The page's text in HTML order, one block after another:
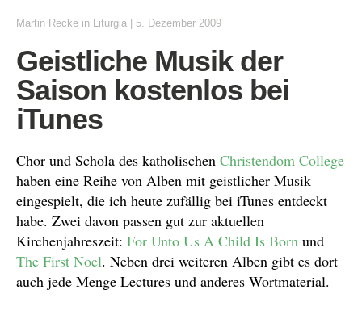
Martin Recke in Liturgia 5. Dezember 2009
Geistliche Musik der
Saison kostenlos bei
iTunes
Chor und Schola des katholischen Christendom College
haben eine Reihe von Alben mit geistlicher Musik
eingespielt, die ich heute zufällig bei iTunes entdeckt
habe. Zwei davon passen gut zur aktuellen
Kirchenjahreszeit: For Unto Us A Child Is Born und
The First Noel. Neben drei weiteren Alben gibt es dort
auch jede Menge Lectures und anderes Wortmaterial.